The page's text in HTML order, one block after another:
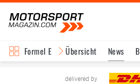
Formel E Übersicht News
delivered by